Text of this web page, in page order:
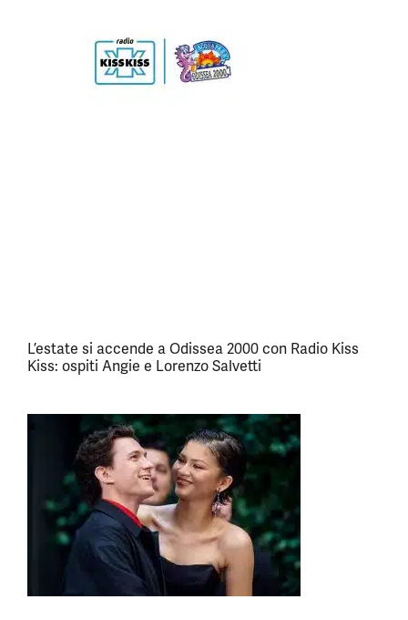
L’estate si accende a Odissea 2000 con Radio Kiss
Kiss: ospiti Angie e Lorenzo Salvetti